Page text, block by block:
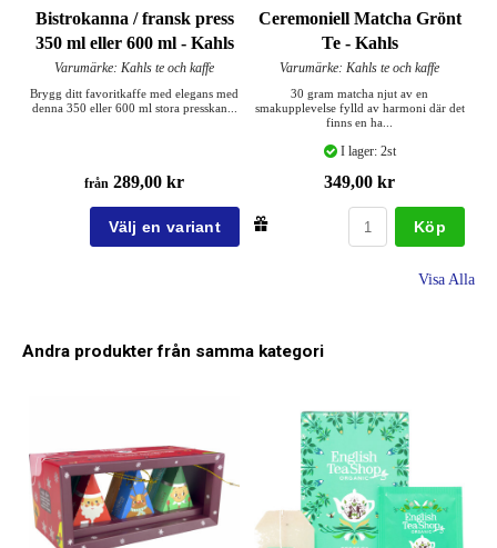
Bistrokanna / fransk press
350 ml eller 600 ml - Kahls
Varumärke: Kahls te och kaffe
Brygg ditt favoritkaffe med elegans med
denna 350 eller 600 ml stora presskan...
från 289,00 kr
Ceremoniell Matcha Grönt
Te - Kahls
Varumärke: Kahls te och kaffe
30 gram matcha njut av en
smakupplevelse fylld av harmoni där det
finns en ha...
I lager: 2st
349,00 kr
Köp
Visa Alla
Andra produkter från samma kategori